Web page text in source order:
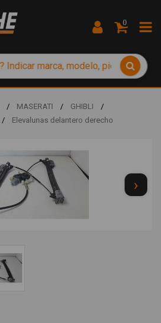
0
/ MASERATI / GHIBLI
/
/ Elevalunas delantero derecho
›